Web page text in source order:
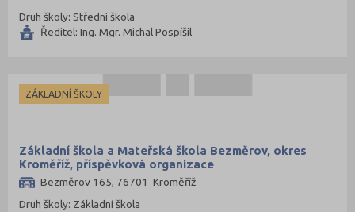
Druh školy: Střední škola
Ředitel: Ing. Mgr. Michal Pospíšil
ZÁKLADNÍ ŠKOLY
Základní škola a Mateřská škola Bezměrov, okres
Kroměříž, příspěvková organizace
Bezměrov 165, 76701 Kroměříž
Druh školy: Základní škola